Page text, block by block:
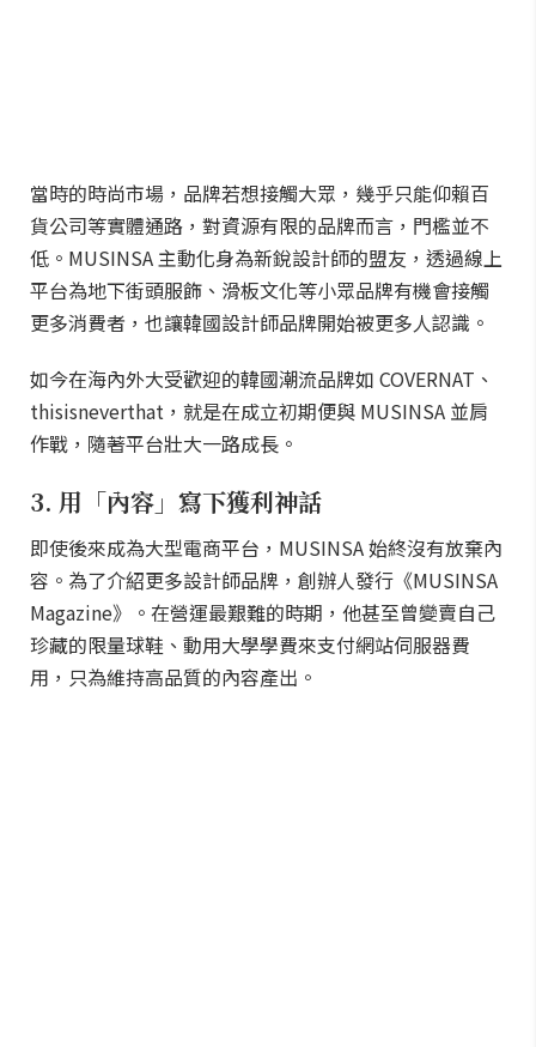
當時的時尚市場，品牌若想接觸大眾，幾乎只能仰賴百
貨公司等實體通路，對資源有限的品牌而言，門檻並不
低。MUSINSA 主動化身為新銳設計師的盟友，透過線上
平台為地下街頭服飾、滑板文化等小眾品牌有機會接觸
更多消費者，也讓韓國設計師品牌開始被更多人認識。
如今在海內外大受歡迎的韓國潮流品牌如 COVERNAT、
thisisneverthat，就是在成立初期便與 MUSINSA 並肩
作戰，隨著平台壯大一路成長。
3. 用「內容」寫下獲利神話
即使後來成為大型電商平台，MUSINSA 始終沒有放棄內
容。為了介紹更多設計師品牌，創辦人發行《MUSINSA
Magazine》。在營運最艱難的時期，他甚至曾變賣自己
珍藏的限量球鞋、動用大學學費來支付網站伺服器費
用，只為維持高品質的內容產出。